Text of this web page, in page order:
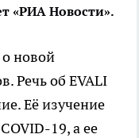
«РИА Новости».
новой
Речь об EVALI
Её изучение
19, а ее